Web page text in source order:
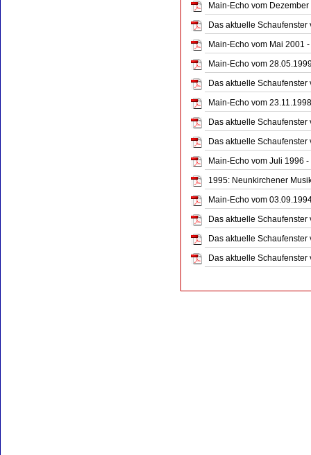
Main-Echo vom
Das aktuelle
Main-Echo vom Mai 2001
Main-Echo vom
Das aktuelle
Main-Echo vom
Das aktuelle
Das aktuelle
Main-Echo vom Juli 1996
1995: Neunkirchener
Main-Echo vom
Das aktuelle
Das aktuelle
Das aktuelle